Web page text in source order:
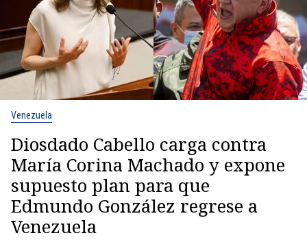
Venezuela
Diosdado Cabello carga contra
María Corina Machado y expone
supuesto plan para que
Edmundo González regrese a
Venezuela